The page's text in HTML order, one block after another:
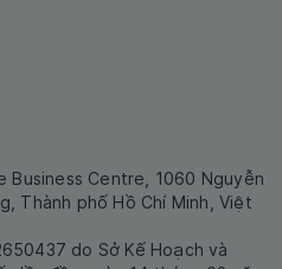
Business Centre, 1060 Nguyễn
Thành phố Hồ Chí Minh, Việt
do Sở Kế Hoạch và